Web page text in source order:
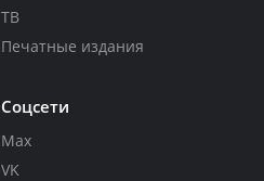
ТВ
Печатные издания
Соцсети
Max
VK